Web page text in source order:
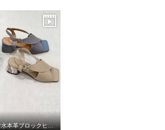
卑弥呼⭐︎ 撥水本革ブロックヒールカバードクロスサンダルをご紹介いたします。